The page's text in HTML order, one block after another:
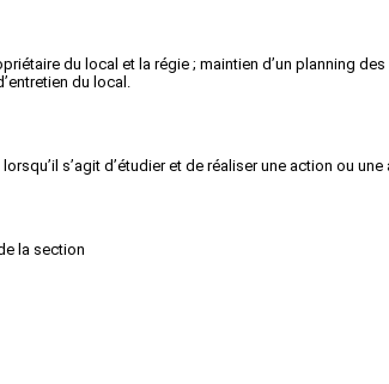
du local et la régie ; maintien d’un planning
du local.
s’agit d’étudier et de réaliser une action ou une
la section